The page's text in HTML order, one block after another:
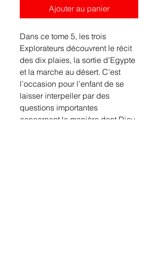
Ajouter au panier
Dans ce tome 5, les trois
Explorateurs découvrent le récit
des dix plaies, la sortie d’Egypte
et la marche au désert. C’est
l’occasion pour l’enfant de se
laisser interpeller par des
questions importantes
concernant la manière dont Dieu